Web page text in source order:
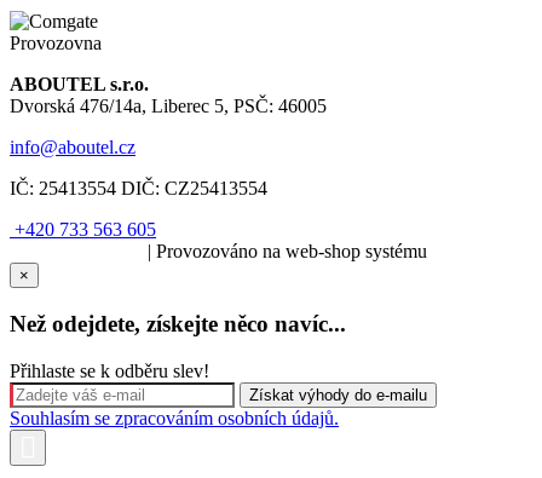
Provozovna
ABOUTEL s.r.o.
Dvorská 476/14a, Liberec 5, PSČ: 46005
info@aboutel.cz
IČ: 25413554 DIČ: CZ25413554
+420 733 563 605
| Provozováno na web-shop systému
×
Než odejdete, získejte něco navíc...
Přihlaste se k odběru slev!
Souhlasím se zpracováním osobních údajů.